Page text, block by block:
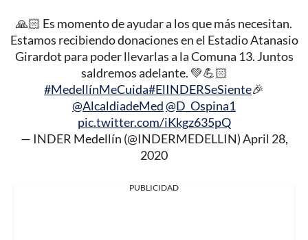
🙏🏻 Es momento de ayudar a los que más necesitan.
Estamos recibiendo donaciones en el Estadio Atanasio
Girardot para poder llevarlas a la Comuna 13. Juntos
saldremos adelante. 💚💪🏻
#MedellínMeCuida#ElINDERSeSiente🎉
@AlcaldiadeMed@D_Ospina1
pic.twitter.com/iKkgz635pQ
— INDER Medellín (@INDERMEDELLIN)April 28,
2020
PUBLICIDAD